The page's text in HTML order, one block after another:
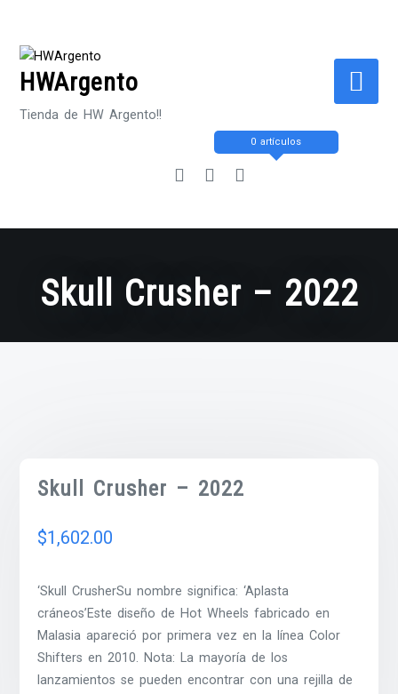
contenido
HWArgento
Tienda de HW Argento!!
0 artículos
Skull Crusher – 2022
Skull Crusher – 2022
$1,602.00
‘Skull CrusherSu nombre significa: ‘Aplasta
cráneos’Este diseño de Hot Wheels fabricado en
Malasia apareció por primera vez en la línea Color
Shifters en 2010. Nota: La mayoría de los
lanzamientos se pueden encontrar con una rejilla de